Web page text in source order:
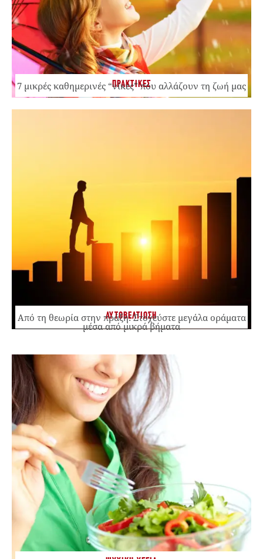
ΠΡΑΚΤΙΚΕΣ
7 μικρές καθημερινές “νίκες” που αλλάζουν τη ζωή μας
ΑΥΤΟΒΕΛΤΙΩΣΗ
Από τη θεωρία στην πράξη: Στοχεύστε μεγάλα οράματα
μέσα από μικρά βήματα